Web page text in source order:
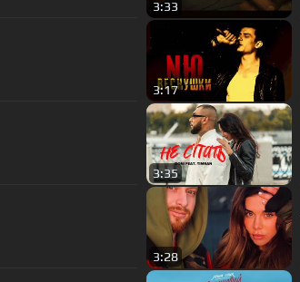
3:33
3:17
3:35
3:28